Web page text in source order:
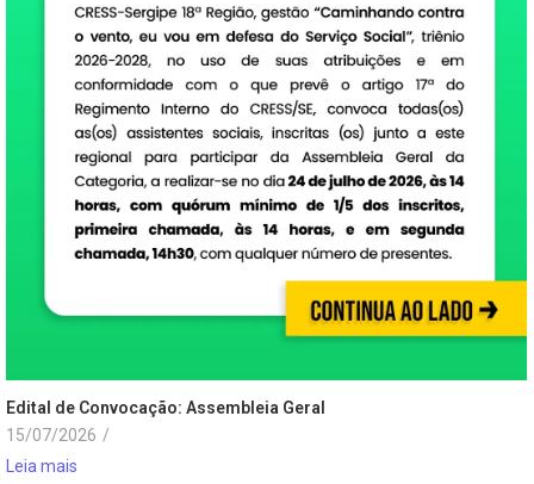
Edital de Convocação: Assembleia Geral
15/07/2026 /
Leia mais